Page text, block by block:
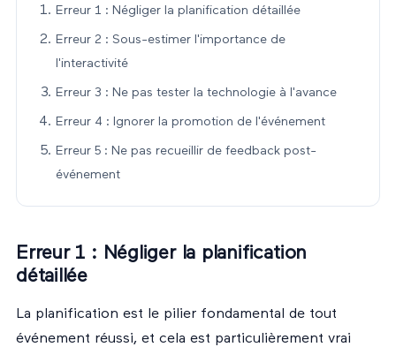
Erreur 1 : Négliger la planification détaillée
Erreur 2 : Sous-estimer l'importance de
l'interactivité
Erreur 3 : Ne pas tester la technologie à l'avance
Erreur 4 : Ignorer la promotion de l'événement
Erreur 5 : Ne pas recueillir de feedback post-
événement
Erreur 1 : Négliger la planification
détaillée
La planification est le pilier fondamental de tout
événement réussi, et cela est particulièrement vrai